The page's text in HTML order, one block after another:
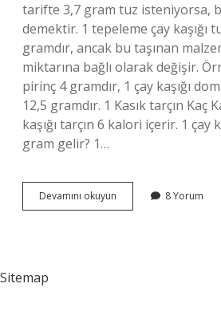
tarifte 3,7 gram tuz isteniyorsa,
demektir. 1 tepeleme çay kaşığı
gramdır, ancak bu taşınan
miktarına bağlı olarak değişir.
pirinç 4 gramdır, 1 çay kaşığı
12,5 gramdır. 1 Kasık tarçın Kaç
kaşığı tarçın 6 kalori içerir. 1 çay
gram gelir? 1…
Devamını okuyun
Çay
8 Yorum
Sitemap